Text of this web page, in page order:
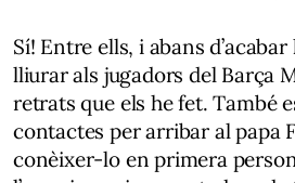
Sí! Entre ells, i abans
lliurar als jugadors del Barça
retrats que els he fet. També
contactes per arribar al papa
conèixer-lo en primera